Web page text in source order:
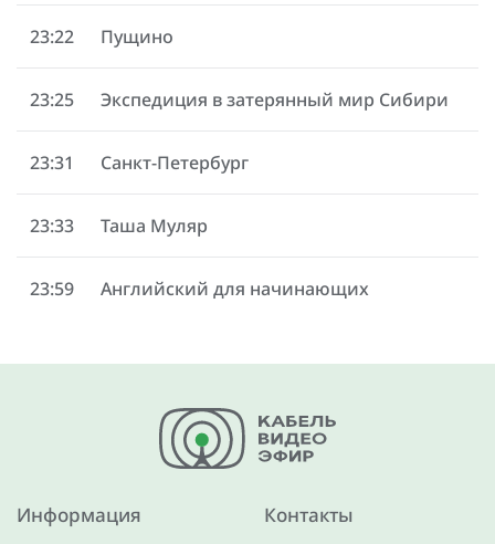
23:22 Пущино
23:25 Экспедиция в затерянный мир Сибири
23:31 Санкт-Петербург
23:33 Таша Муляр
23:59 Английский для начинающих
Информация Контакты